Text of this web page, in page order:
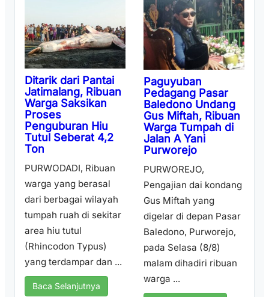
Ditarik dari Pantai
Jatimalang, Ribuan
Warga Saksikan
Proses
Penguburan Hiu
Tutul Seberat 4,2
Ton
PURWODADI, Ribuan
warga yang berasal
dari berbagai wilayah
tumpah ruah di sekitar
area hiu tutul
(Rhincodon Typus)
yang terdampar dan ...
Baca Selanjutnya
Paguyuban
Pedagang Pasar
Baledono Undang
Gus Miftah, Ribuan
Warga Tumpah di
Jalan A Yani
Purworejo
PURWOREJO,
Pengajian dai kondang
Gus Miftah yang
digelar di depan Pasar
Baledono, Purworejo,
pada Selasa (8/8)
malam dihadiri ribuan
warga ...